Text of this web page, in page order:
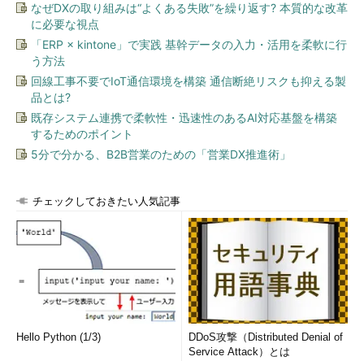
なぜDXの取り組みは“よくある失敗”を繰り返す? 本質的な改革
に必要な視点
「ERP × kintone」で実践 基幹データの入力・活用を柔軟に行
う方法
回線工事不要でIoT通信環境を構築 通信断絶リスクも抑える製
品とは?
既存システム連携で柔軟性・迅速性のあるAI対応基盤を構築
するためのポイント
5分で分かる、B2B営業のための「営業DX推進術」
チェックしておきたい人気記事
Hello Python (1/3)
DDoS攻撃（Distributed Denial of
Service Attack）とは